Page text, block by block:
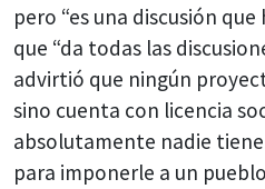
pero “es una discusión
que “da todas las
advirtió que ningún
sino cuenta con licencia
absolutamente nadie
para imponerle a un